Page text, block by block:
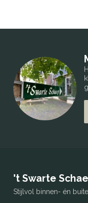
't Swarte
Stijlvol binnen- én